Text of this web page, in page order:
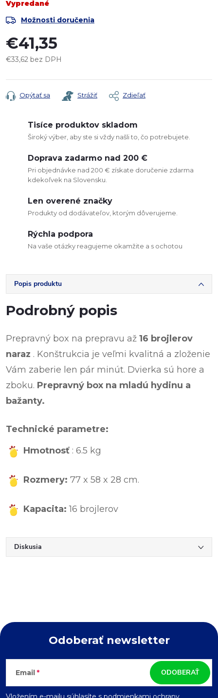
Vypredané
Možnosti doručenia
€41,35
€33,62 bez DPH
cena:
Opýtať sa Strážiť Zdieľať
Tisíce produktov skladom
Široký výber, aby ste si vždy našli to, čo potrebujete.
Doprava zadarmo nad 200 €
Pri objednávke nad 200 € získate doručenie zdarma
kdekoľvek na Slovensku.
Len overené značky
Produkty od dodávateľov, ktorým dôverujeme.
Rýchla podpora
Na vaše otázky reagujeme okamžite a s ochotou
Popis produktu
Podrobný popis
Prepravný box na prepravu až 16 brojlerov
naraz . Konštrukcia je veľmi kvalitná a zloženie
Vám zaberie len pár minút. Dvierka sú hore a
zboku. Prepravný box na mladú hydinu a
bažanty.
Technické parametre:
Hmotnosť : 6.5 kg
Rozmery: 77 x 58 x 28 cm.
Kapacita: 16 brojlerov
Diskusia
Z
á
Odoberať newsletter
Email ODOBERAŤ